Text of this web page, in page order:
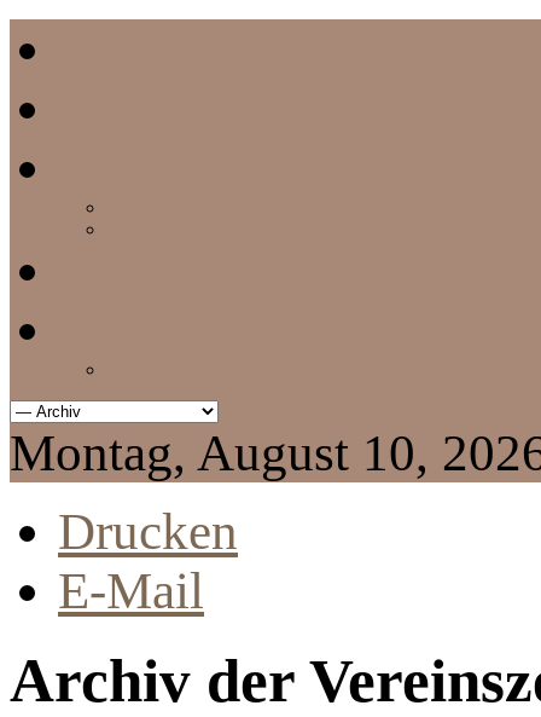
Montag, August 10,
Drucken
E-Mail
Archiv der